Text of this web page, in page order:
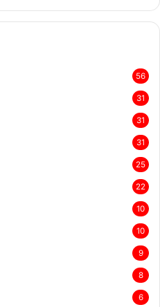
56
31
31
31
25
22
10
10
9
8
6